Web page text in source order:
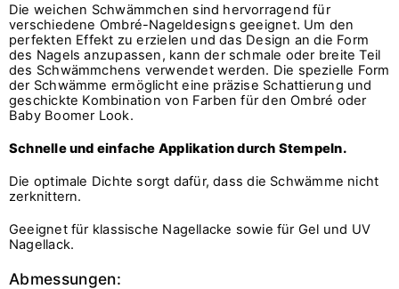
Die weichen Schwämmchen sind hervorragend für
verschiedene Ombré-Nageldesigns geeignet. Um den
perfekten Effekt zu erzielen und das Design an die Form
des Nagels anzupassen, kann der schmale oder breite Teil
des Schwämmchens verwendet werden. Die spezielle Form
der Schwämme ermöglicht eine präzise Schattierung und
geschickte Kombination von Farben für den Ombré oder
Baby Boomer Look.
Schnelle und einfache Applikation durch Stempeln.
Die optimale Dichte sorgt dafür, dass die Schwämme nicht
zerknittern.
Geeignet für klassische Nagellacke sowie für Gel und UV
Nagellack.
Abmessungen: